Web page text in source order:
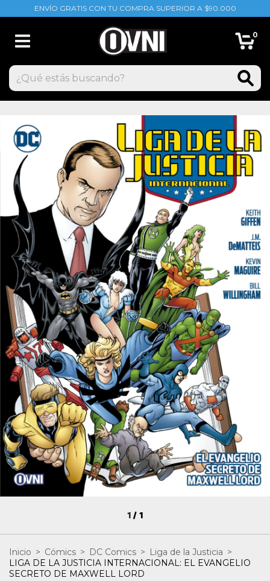
ENVÍO GRATIS CON TU COMPRA SUPERIOR A $90.000
0
1/1
Inicio > Cómics > DC Comics > Liga de la Justicia >
LIGA DE LA JUSTICIA INTERNACIONAL: EL EVANGELIO
SECRETO DE MAXWELL LORD